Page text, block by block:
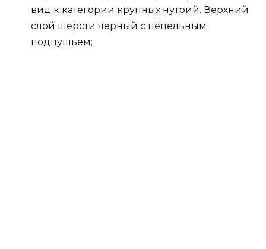
вид к категории крупных нутрий. Верхний
слой шерсти черный с пепельным
подпушьем;